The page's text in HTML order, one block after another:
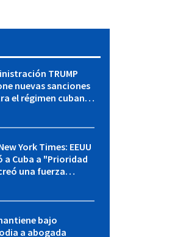
TRUMP
nuevas sanciones
el régimen cubano:
York Times: EEUU
a Cuba a "Prioridad
bajo
a abogada